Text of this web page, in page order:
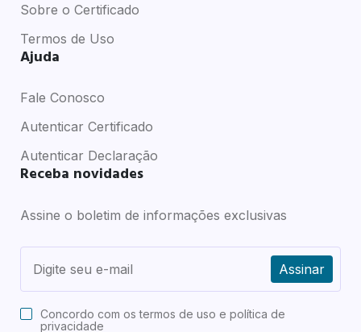
Sobre o Certificado
Termos de Uso
Ajuda
Fale Conosco
Autenticar Certificado
Autenticar Declaração
Receba novidades
Assine o boletim de informações exclusivas
Assinar
Concordo com ostermos de uso e política de
privacidade